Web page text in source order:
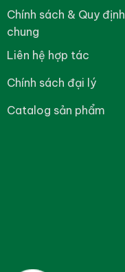
Chính sách & Quy định
chung
Liên hệ hợp tác
Chính sách đại lý
Catalog sản phẩm